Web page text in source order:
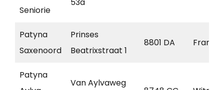
Seniorie
Patyna
Saxenoord
Prinses
Beatrixstraat 1
8801 DA
Patyna
Van Aylvaweg